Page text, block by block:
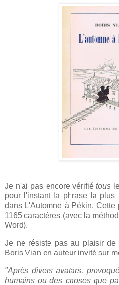
Je n'ai pas encore vérifié tous
pour l'instant la phrase la plus
dans L'Automne à Pékin. Cette
1165 caractères (avec la
Word).
Je ne résiste pas au plaisir de
Boris Vian en auteur invité sur
"Après divers avatars,
humains ou des choses que